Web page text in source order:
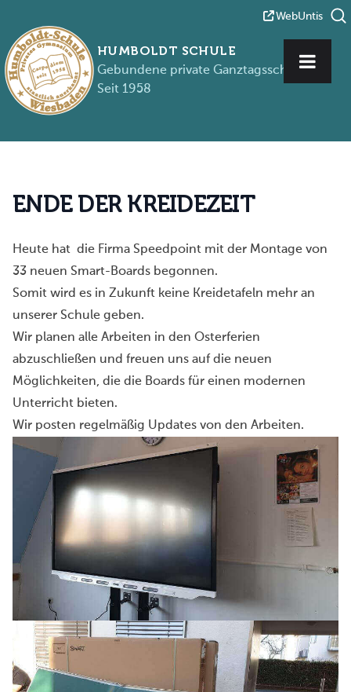
WebUntis
HUMBOLDT SCHULE
Gebundene private Ganztagsschule
Seit 1958
ENDE DER KREIDEZEIT
Heute hat die Firma Speedpoint mit der Montage von
33 neuen Smart-Boards begonnen.
Somit wird es in Zukunft keine Kreidetafeln mehr an
unserer Schule geben.
Wir planen alle Arbeiten in den Osterferien
abzuschließen und freuen uns auf die neuen
Möglichkeiten, die die Boards für einen modernen
Unterricht bieten.
Wir posten regelmäßig Updates von den Arbeiten.